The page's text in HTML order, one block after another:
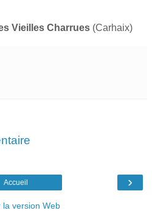
Vieilles Charrues (Carhaix)
›
Accueil
la version Web